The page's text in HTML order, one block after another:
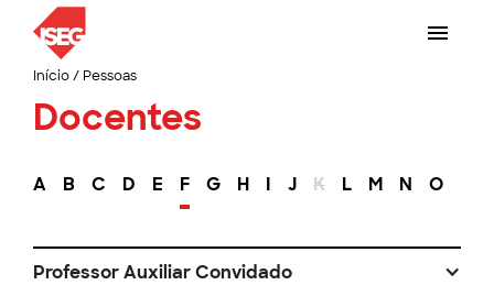
Início/ Pessoas
Docentes
A B C D E F G H I J K L M N O
Professor Auxiliar Convidado